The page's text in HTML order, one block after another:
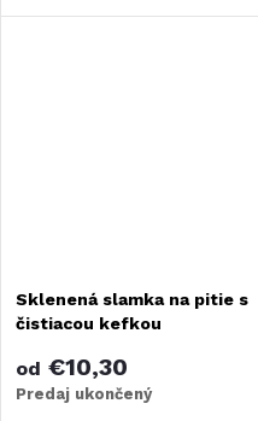
Sklenená slamka na pitie s
čistiacou kefkou
od €10,30
Predaj ukončený